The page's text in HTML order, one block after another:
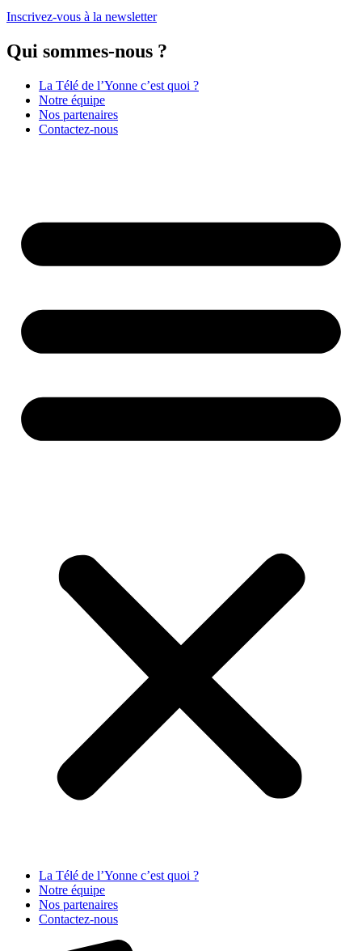
Inscrivez-vous à la newsletter
Qui sommes-nous ?
La Télé de l’Yonne c’est quoi ?
Notre équipe
Nos partenaires
Contactez-nous
La Télé de l’Yonne c’est quoi ?
Notre équipe
Nos partenaires
Contactez-nous